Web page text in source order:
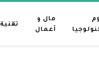
مال و
أعمال
تقنية